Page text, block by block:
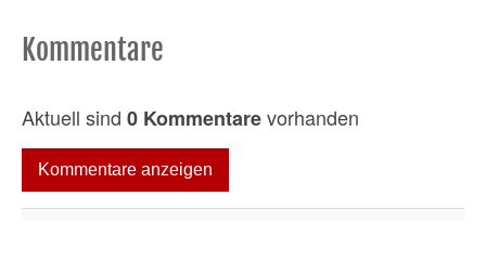
Kommentare
Aktuell sind 0 Kommentarevorhanden
Kommentare anzeigen